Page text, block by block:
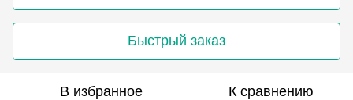
Быстрый заказ
В избранное К сравнению